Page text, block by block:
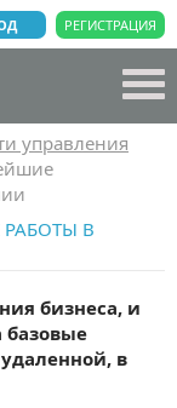
РЕГИСТРАЦИЯ
управления
В
бизнеса, и
базовые
в